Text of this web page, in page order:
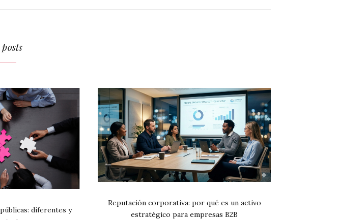
diferentes y
Reputación corporativa: por qué es un activo
estratégico para empresas B2B